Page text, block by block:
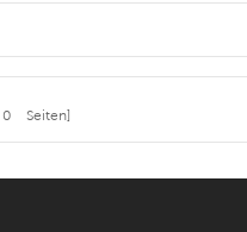
0 Seiten]